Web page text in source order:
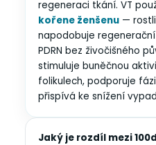
regeneraci tkání. VT
kořene ženšenu —
napodobuje
PDRN bez živočišného
stimuluje buněčnou
folikulech, podporuje
přispívá ke snížení
Jaký je rozdíl mezi